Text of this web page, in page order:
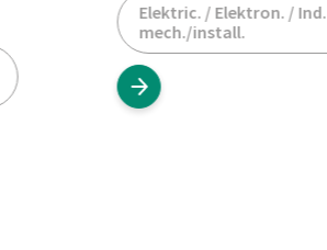
Elektric. / Elektron. / Ind.
mech./install.